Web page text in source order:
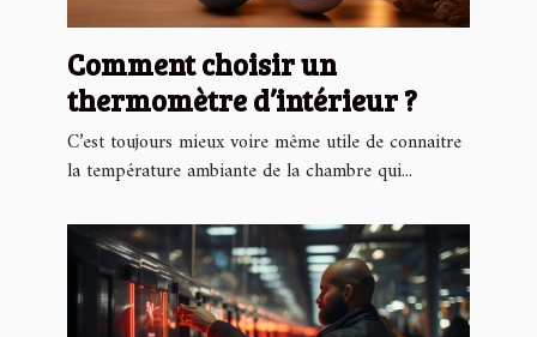
Comment choisir un
thermomètre d’intérieur ?
C’est toujours mieux voire même utile de connaitre
la température ambiante de la chambre qui...